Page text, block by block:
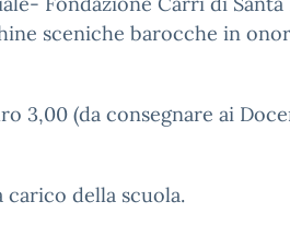
sceniche barocche in
3,00 (da consegnare ai
carico della scuola.